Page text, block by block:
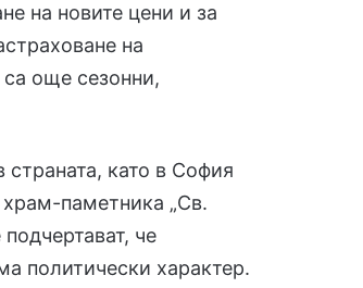
на новите цени и за
на
още сезонни,
страната, като в София
паметника „Св.
че
политически характер.